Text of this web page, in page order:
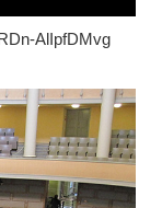
AlIpfDMvg